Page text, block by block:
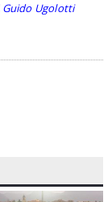
Guido Ugolotti